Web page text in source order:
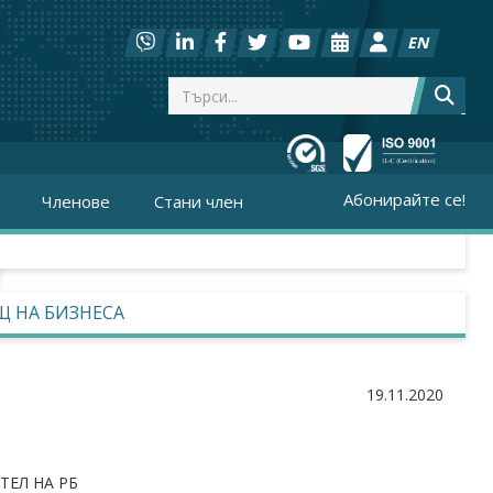
EN
Членове Стани член Абонирайте се!
НА БИЗНЕСА
19.11.2020
НА РБ